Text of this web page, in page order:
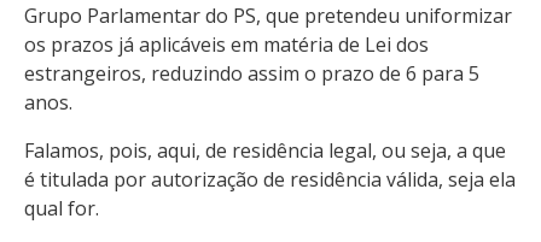
Grupo Parlamentar do PS, que pretendeu uniformizar
os prazos já aplicáveis em matéria de Lei dos
estrangeiros, reduzindo assim o prazo de 6 para 5
anos.
Falamos, pois, aqui, de residência legal, ou seja, a que
é titulada por autorização de residência válida, seja ela
qual for.